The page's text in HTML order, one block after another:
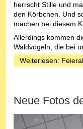
herrscht Stille und
den Körbchen. Und
machen bei diesem
Allerdings kommen
Waldvögeln, die bei
Weiterlesen:
Neue Fotos